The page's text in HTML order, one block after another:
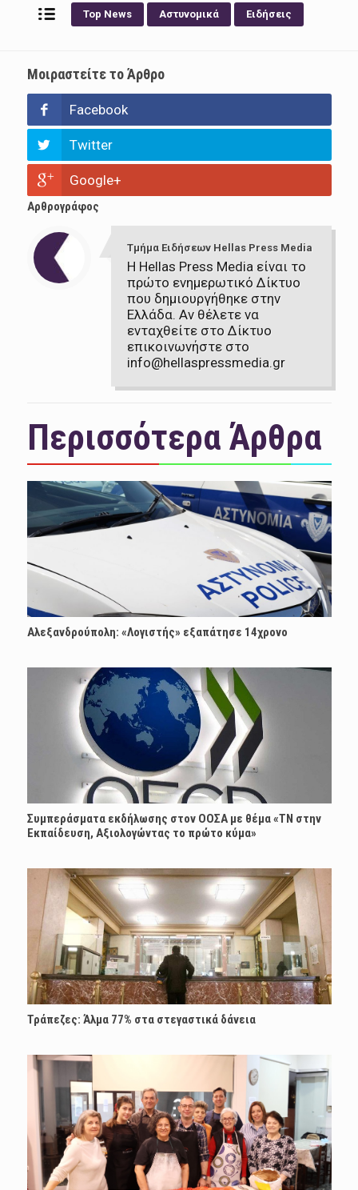
Top News Αστυνομικά Ειδήσεις
Μοιραστείτε το Άρθρο
Facebook
Twitter
Google+
Αρθρογράφος
Τμήμα Ειδήσεων Hellas Press Media
Η Hellas Press Media είναι το
πρώτο ενημερωτικό Δίκτυο
που δημιουργήθηκε στην
Ελλάδα. Αν θέλετε να
ενταχθείτε στο Δίκτυο
επικοινωνήστε στο
info@hellaspressmedia.gr
Περισσότερα Άρθρα
Αλεξανδρούπολη: «Λογιστής» εξαπάτησε 14χρονο
Συμπεράσματα εκδήλωσης στον ΟΟΣΑ με θέμα «ΤΝ στην
Εκπαίδευση, Αξιολογώντας το πρώτο κύμα»
Τράπεζες: Άλμα 77% στα στεγαστικά δάνεια